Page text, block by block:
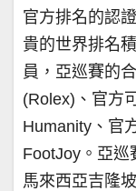
官方排名的認
貴的世界排名
員，亞巡賽的
(Rolex)、官方
Humanity、官
FootJoy。亞巡
馬來西亞吉隆